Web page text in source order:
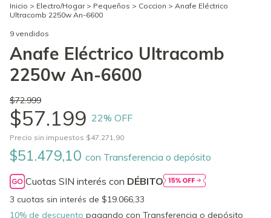
Inicio > Electro/Hogar > Pequeños > Coccion > Anafe Eléctrico
Ultracomb 2250w An-6600
9 vendidos
Anafe Eléctrico Ultracomb
2250w An-6600
$72.999
$57.199 22% OFF
Precio sin impuestos $47.271,90
$51.479,10 con Transferencia o depósito
Cuotas SIN interés con DÉBITO
3 cuotas sin interés de $19.066,33
10% de descuento pagando con Transferencia o depósito